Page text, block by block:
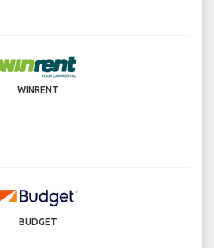
WINRENT
BUDGET